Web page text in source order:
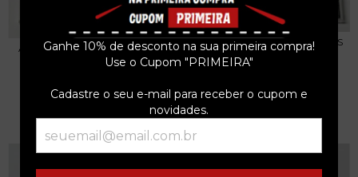
Ganhe 10% de desconto na sua primeira compra!
Use o Cupom "PRIMEIRA"
Cadastre o seu e-mail para receber o cupom e
novidades.
ARTHUR "BIG BOY" CRUDUP -
GONN...
sem juros
THE PAUL BUTTERFIELD BLUES
BAND - CD 198...
3 x deR$43,33 sem juros